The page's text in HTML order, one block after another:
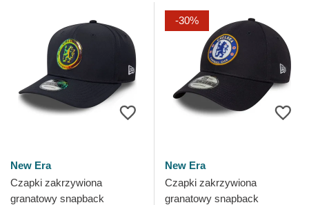
New Era
Czapki zakrzywiona
granatowy snapback
-30%
New Era
Czapki zakrzywiona
granatowy snapback